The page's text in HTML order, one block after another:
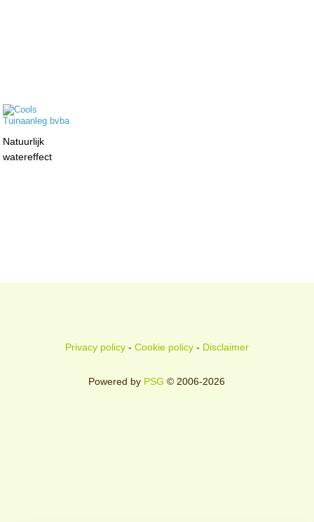
Natuurlijk
watereffect
Privacy policy- Cookie policy- Disclaimer
Powered by PSG © 2006-2026